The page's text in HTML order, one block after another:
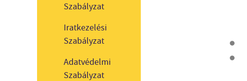
Szabályzat
Iratkezelési
Szabályzat
Adatvédelmi
Szabályzat